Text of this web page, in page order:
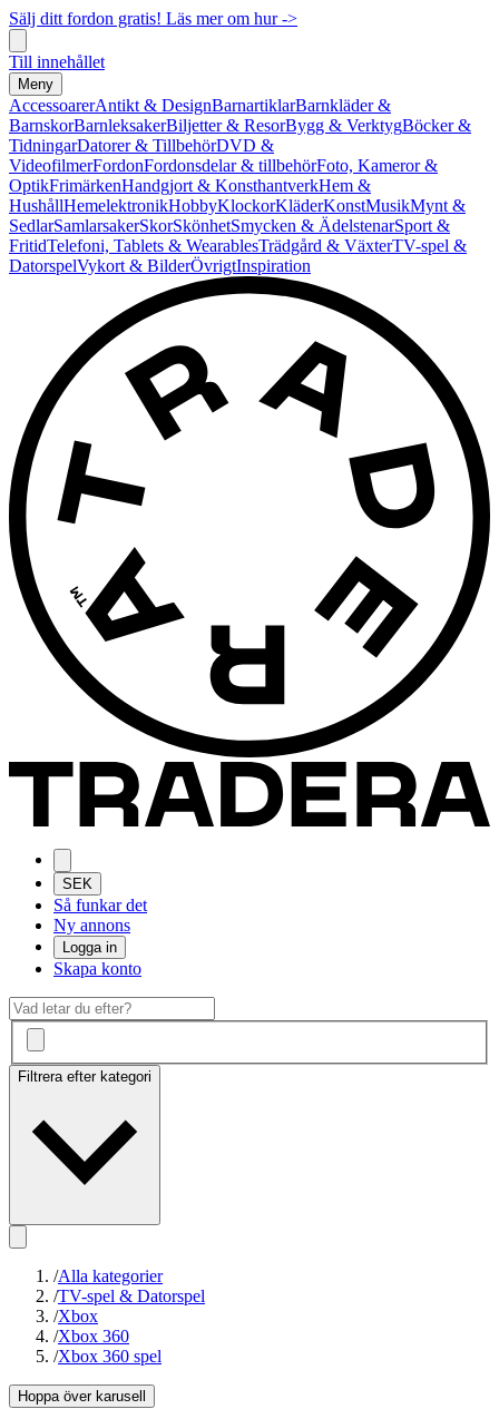
Sälj ditt fordon gratis! Läs mer om hur ->
Till innehållet
Meny
AccessoarerAntikt & DesignBarnartiklarBarnkläder &
BarnskorBarnleksakerBiljetter & ResorBygg & VerktygBöcker &
TidningarDatorer & TillbehörDVD &
VideofilmerFordonFordonsdelar & tillbehörFoto, Kameror &
OptikFrimärkenHandgjort & KonsthantverkHem &
HushållHemelektronikHobbyKlockorKläderKonstMusikMynt &
SedlarSamlarsakerSkorSkönhetSmycken & ÄdelstenarSport &
FritidTelefoni, Tablets & WearablesTrädgård & VäxterTV-spel &
DatorspelVykort & BilderÖvrigtInspiration
SEK
Så funkar det
Ny annons
Logga in
Skapa konto
Filtrera efter kategori
/Alla kategorier
/TV-spel & Datorspel
/Xbox
/Xbox 360
/Xbox 360 spel
Hoppa över karusell